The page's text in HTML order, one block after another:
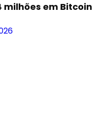
milhões em Bitcoin